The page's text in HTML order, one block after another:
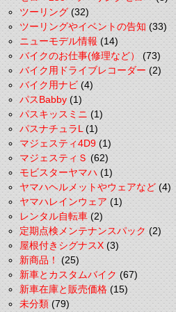
ツーリング(32)
ツーリングやイベントの告知(33)
ニューモデル情報(14)
バイクのお仕事(修理など）(73)
バイク用ドライブレコーダー(2)
バイク用ナビ(4)
パスBabby(1)
パスキッスミニ(1)
パスナチュラL(1)
マジェスティ4D9(1)
マジェスティＳ(62)
モビスターヤマハ(1)
ヤマハヘルメットやウェアなど(4)
ヤマハレインウェア(1)
レンタル自転車(2)
定期点検メンテナンスパック(2)
屋根付きシグナスX(3)
新商品！(25)
新車とカスタムバイク(67)
新車在庫と販売価格(15)
未分類(79)